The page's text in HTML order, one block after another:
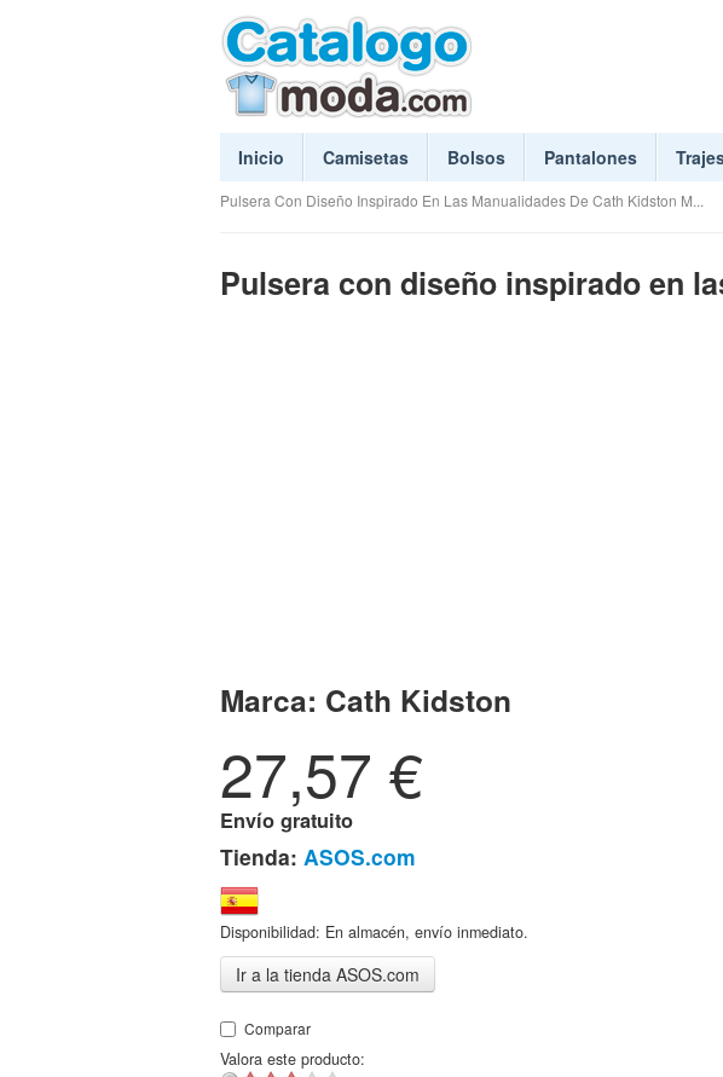
Inicio Camisetas Bolsos Pantalones
Pulsera Con Diseño Inspirado En Las Manualidades De Cath Kidston M...
Pulsera con diseño inspirado en
Marca: Cath Kidston
27,57 €
Envío gratuito
Tienda: ASOS.com
Disponibilidad: En almacén, envío inmediato.
Ir a la tienda ASOS.com
Comparar
Valora este producto: